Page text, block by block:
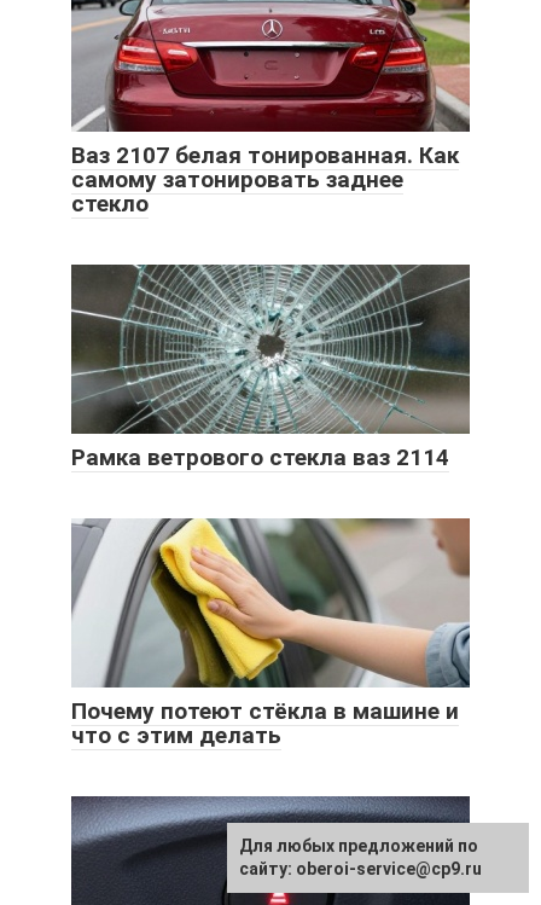
Ваз 2107 белая тонированная. Как
самому затонировать заднее
стекло
Рамка ветрового стекла ваз 2114
Почему потеют стёкла в машине и
что с этим делать
Для любых предложений по
сайту: oberoi-service@cp9.ru